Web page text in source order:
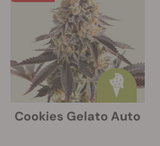
Cookies Gelato Auto